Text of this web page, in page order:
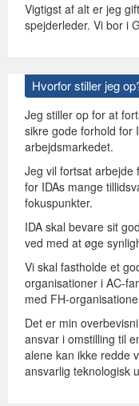
Vigtigst af alt er jeg
spejderleder. Vi bor i
Hvorfor stiller jeg
Jeg stiller op for at
sikre gode forhold for
arbejdsmarkedet.
Jeg vil fortsat arbejde
for IDAs mange
fokuspunkter.
IDA skal bevare sit
ved med at øge
Vi skal fastholde et
organisationer i AC-
med FH-
Det er min
ansvar i omstilling til
alene kan ikke redde
ansvarlig teknologisk